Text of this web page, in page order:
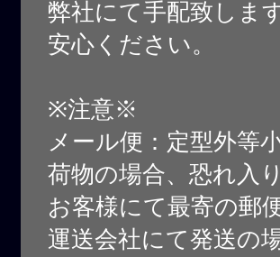
弊社にて手配致しま
安心ください。
※注意※
メール便：定型外等
荷物の場合、恐れ入
お客様にて最寄の郵
運送会社にて発送の